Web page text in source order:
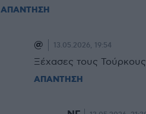
ΑΠΑΝΤΗΣΗ
@ 13.05.2026, 19:54
Ξέχασες τους Τούρκους
ΑΠΑΝΤΗΣΗ